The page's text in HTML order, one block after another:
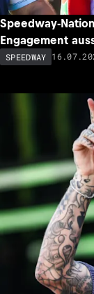
Speedway-
Engagement
SPEEDWAY